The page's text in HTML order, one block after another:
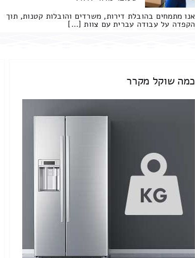
אנו מתמחים בהובלת דירות, משרדים והובלות קטנות, תוך
הקפדה על עבודה עברית עם צוות […]
כמה שוקל מקרר